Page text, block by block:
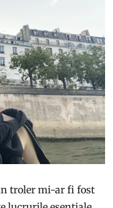
troler mi-ar fi fost